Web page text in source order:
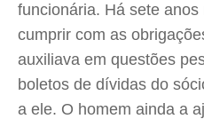
funcionária. Há sete
cumprir com as
auxiliava em questões
boletos de dívidas do
a ele. O homem ainda a